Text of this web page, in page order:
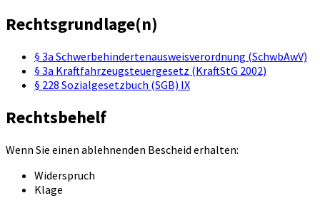
Rechtsgrundlage(n)
§ 3a Schwerbehindertenausweisverordnung (SchwbAwV)
§ 3a Kraftfahrzeugsteuergesetz (KraftStG 2002)
§ 228 Sozialgesetzbuch (SGB) IX
Rechtsbehelf
Wenn Sie einen ablehnenden Bescheid erhalten:
Widerspruch
Klage